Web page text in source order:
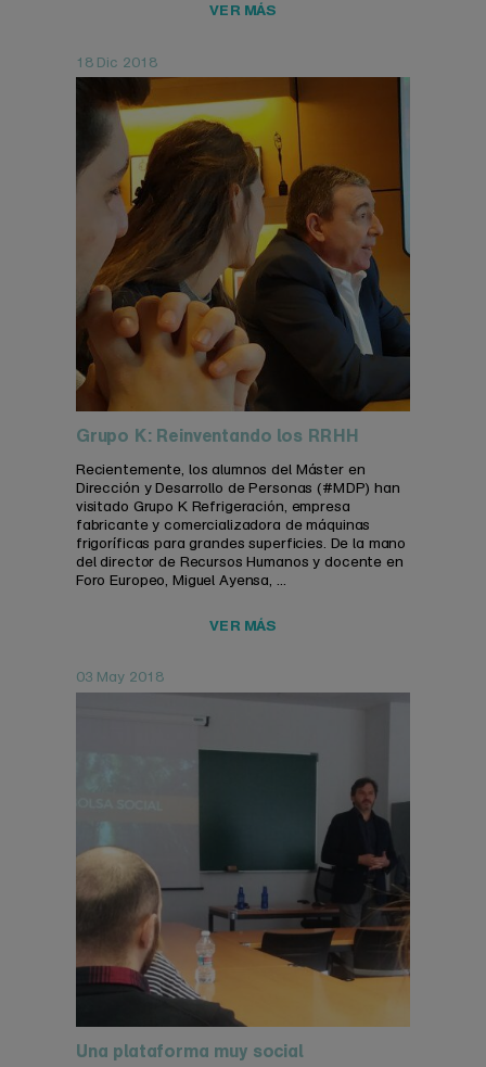
VER MÁS
18 Dic 2018
Grupo K: Reinventando los RRHH
Recientemente, los alumnos del Máster en
Dirección y Desarrollo de Personas (#MDP) han
visitado Grupo K Refrigeración, empresa
fabricante y comercializadora de máquinas
frigoríficas para grandes superficies. De la mano
del director de Recursos Humanos y docente en
Foro Europeo, Miguel Ayensa, ...
VER MÁS
03 May 2018
Una plataforma muy social